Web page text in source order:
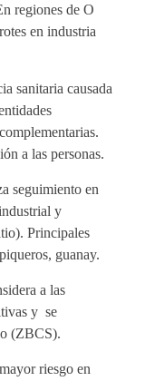
regiones de O
en industria
sanitaria causada
a las personas.
seguimiento en
y
Principales
guanay.
a las
y se
(ZBCS).
riesgo en